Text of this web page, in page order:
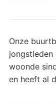
Onze
woonde
en heeft al